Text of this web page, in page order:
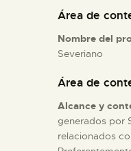
Área de
Nombre del
Severiano
Área de
Alcance y
generados por
relacionados